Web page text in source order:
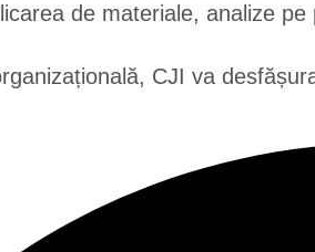
de materiale, analize
CJI va